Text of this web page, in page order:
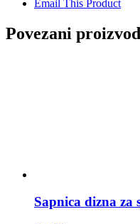
Email This Product
Povezani
Sapnica dizna za